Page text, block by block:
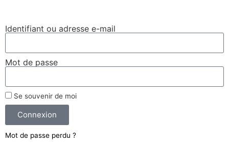
Identifiant ou adresse e-mail
Mot de passe
Se souvenir de moi
Connexion
Mot de passe perdu ?